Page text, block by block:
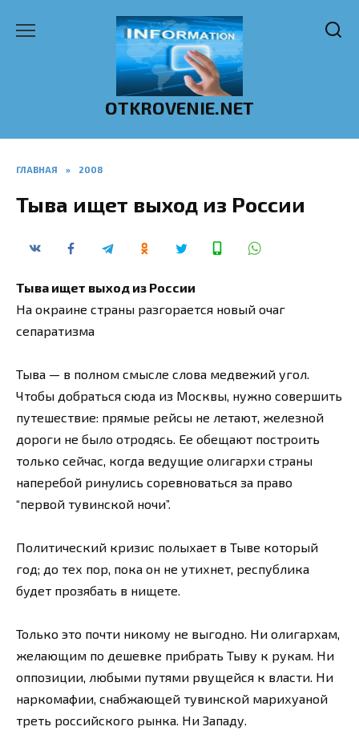
OTKROVENIE.NET
ГЛАВНАЯ » 2008
Тыва ищет выход из России
Тыва ищет выход из России
На окраине страны разгорается новый очаг
сепаратизма
Тыва — в полном смысле слова медвежий угол.
Чтобы добраться сюда из Москвы, нужно совершить
путешествие: прямые рейсы не летают, железной
дороги не было отродясь. Ее обещают построить
только сейчас, когда ведущие олигархи страны
наперебой ринулись соревноваться за право
“первой тувинской ночи”.
Политический кризис полыхает в Тыве который
год; до тех пор, пока он не утихнет, республика
будет прозябать в нищете.
Только это почти никому не выгодно. Ни олигархам,
желающим по дешевке прибрать Тыву к рукам. Ни
оппозиции, любыми путями рвущейся к власти. Ни
наркомафии, снабжающей тувинской марихуаной
треть российского рынка. Ни Западу.